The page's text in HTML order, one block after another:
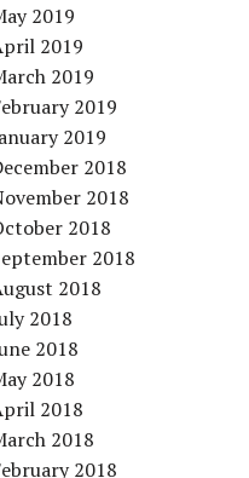
2019
2019
2019
2019
2019
2018
2018
2018
2018
2018
2018
2018
2018
2018
2018
2018